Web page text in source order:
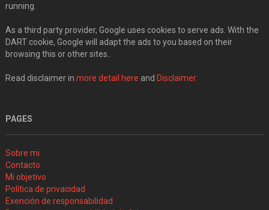
running.
As a third party provider, Google uses cookies to serve ads. With the
DART cookie, Google will adapt the ads to you based on their
browsing this or other sites..
Read disclaimer in more detail here and Disclaimer
PAGES
Sobre mi
Contacto
Mi objetivo
Política de privacidad
Exención de responsabilidad